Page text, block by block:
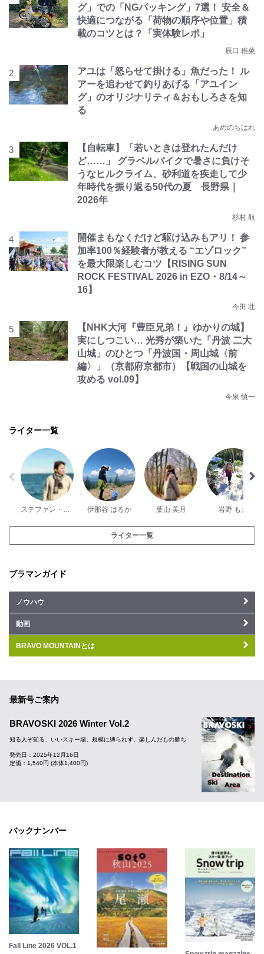
グ」での「NGパッキング」7選！ 安全＆
快適につながる「荷物の順序や位置」積
載のコツとは？「実体験レポ」
辰口 稚菜
アユは「怒らせて掛ける」魚だった！ ル
アーを追わせて釣りあげる「アユイン
グ」のオリジナリティ＆おもしろさを知
る
あめのちはれ
【自転車】「若いときは登れたんだけ
ど……」 グラベルバイクで暑さに負けそ
うなヒルクライム、砂利道を疾走して少
年時代を振り返る50代の夏 長野県｜
2026年
杉村 航
開催まもなくだけど駆け込みもアリ！ 参
加率100％経験者が教える “エゾロック”
を最大限楽しむコツ【RISING SUN
ROCK FESTIVAL 2026 in EZO・8/14～
16】
今田 壮
【NHK大河『豊臣兄弟！』ゆかりの城】
実にしつこい… 光秀が築いた「丹波 二大
山城」のひとつ「丹波国・周山城〈前
編〉」（京都府京都市）【戦国の山城を
攻める vol.09】
今泉 慎一
ライター一覧
ステファン・ダントン 伊那谷 はるか 葉山 美月 岩野 もえ
ライター一覧
ブラマンガイド
ノウハウ
動画
BRAVO MOUNTAINとは
最新号ご案内
BRAVOSKI 2026 Winter Vol.2
知る人ぞ知る、いいスキー場。規模に縛られず、楽しんだもの勝ち
発売日：2025年12月16日
定価：1,540円 (本体1,400円)
バックナンバー
Fall Line 2026 VOL.1